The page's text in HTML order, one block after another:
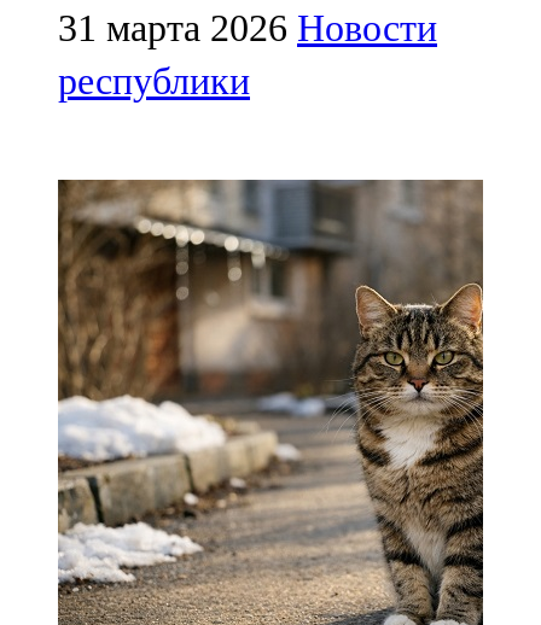
102,1 FM
Мамадыш
106,2 FM
Минзәлә
107,3 FM
Мөслим
100,0 FM
Нурлат
104,7 FM
Олы Әтнә
71,42 FM
Сарман
31 марта 2026 Новости
республики